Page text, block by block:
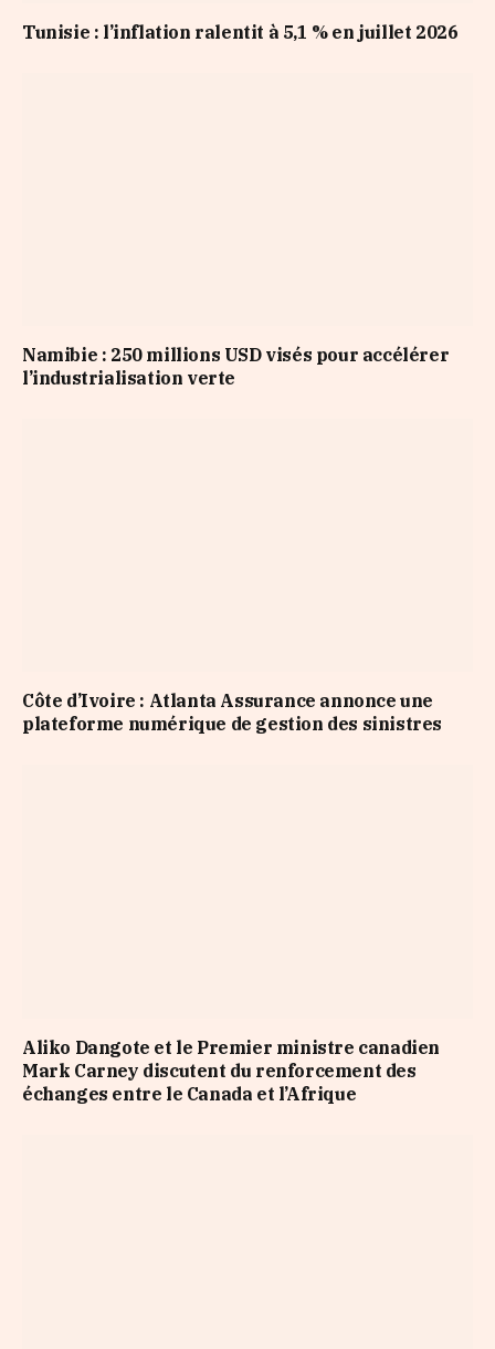
Tunisie : l’inflation ralentit à 5,1 % en juillet 2026
Namibie : 250 millions USD visés pour accélérer
l’industrialisation verte
Côte d’Ivoire : Atlanta Assurance annonce une
plateforme numérique de gestion des sinistres
Aliko Dangote et le Premier ministre canadien
Mark Carney discutent du renforcement des
échanges entre le Canada et l’Afrique